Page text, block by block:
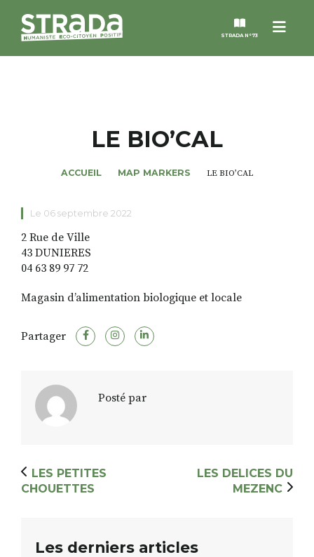
Menu
STRADA N°73
MAGAZINES
NOS THÈMES
STRADA’DATES
ALTER STRADA
LE BIO’CAL
ACCUEIL MAP MARKERS LE BIO’CAL
Le 06 septembre 2022
2 Rue de Ville
43 DUNIERES
04 63 89 97 72
Magasin d’alimentation biologique et locale
Partager
Posté par
LES PETITES
CHOUETTES
LES DELICES DU
MEZENC
Les derniers articles